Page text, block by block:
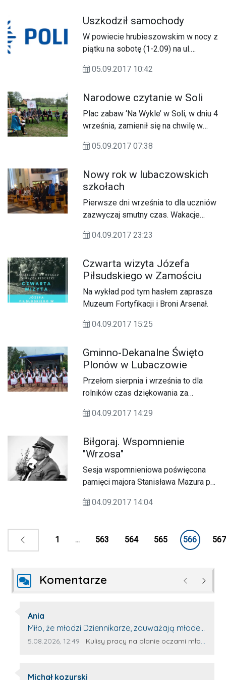
Uszkodził samochody
W powiecie hrubieszowskim w nocy z
piątku na sobotę (1-2.09) na ul.
mieszkaniec Biłgoraja jechał cała
drodze 5 samochodów.
05.09.2017 10:42
Narodowe czytanie w Soli
Plac zabaw ‘Na Wykle’ w Soli, w dniu 4
września, zamienił się na chwilę w
05.09.2017 07:38
Nowy rok w lubaczowskich
szkołach
Pierwsze dni września to dla uczniów
zazwyczaj smutny czas. Wakacje
się do nauki.
04.09.2017 23:23
Czwarta wizyta Józefa
Piłsudskiego w Zamościu
Na wykład pod tym hasłem zaprasza
Muzeum Fortyfikacji i Broni Arsenał.
04.09.2017 15:25
Gminno-Dekanalne Święto
Plonów w Lubaczowie
Przełom sierpnia i września to dla
rolników czas dziękowania za
świętowali rolnicy z Gminy Lubaczów.
04.09.2017 14:29
Biłgoraj. Wspomnienie
"Wrzosa"
Sesja wspomnieniowa poświęcona
pamięci majora Stanisława Mazura ps.
września w sali konferencyjnej Urzędu
04.09.2017 14:04
1 ... 563 564 565 566 567
Komentarze Poprzednie
Autor komentarza:
Ania
Treść komentarza:
Miło, że młodzi Dziennikarze, zauważają młode
talenty, które dopiero wkraczają na rynek
który przeprowadzi Pan Artur.
Data dodania komentarza:
5.08.2026, 12:49 Źródło komentarza:
Kulisy pracy na planie oczami młodego filmowca
Autor komentarza:
Michał kozyrski